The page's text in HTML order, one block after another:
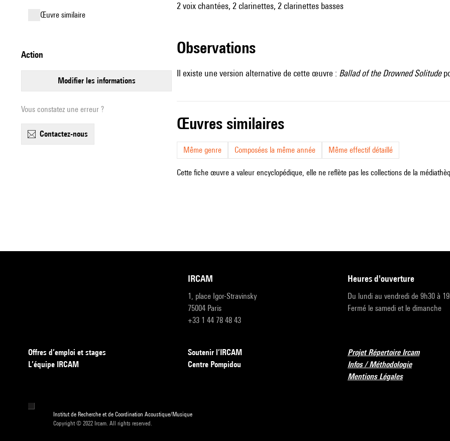
œuvre similaire
action
modifier les informations
Vous constatez une erreur ?
contactez-nous
2 voix chantées, 2 clarinettes, 2 clarinettes basses
observations
Il existe une version alternative de cette œuvre : Ballad of the Drowned Solitude
œuvres similaires
Même genre Composées la même année Même effectif détaillé
Cette fiche œuvre a valeur encyclopédique, elle ne reflète pas les collections de la
IRCAM
1, place Igor-Stravinsky
75004 Paris
+33 1 44 78 48 43
heures d'ouverture
Du lundi au vendredi de 9h30 à
Fermé le samedi et le dimanche
Offres d’emploi et stages
L’équipe IRCAM
Soutenir l’IRCAM
Centre Pompidou
Projet Répertoire Ircam
Infos / Méthodologie
Mentions Légales
Institut de Recherche et de Coordination Acoustique/Musique
Copyright © 2022 Ircam. All rights reserved.